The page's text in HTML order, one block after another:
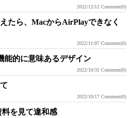
2022/12/12 Comment(0)
たら、MacからAirPlayできなく
2022/11/07 Comment(0)
能的に意味あるデザイン
2022/10/31 Comment(0)
2022/10/17 Comment(0)
料を見て違和感